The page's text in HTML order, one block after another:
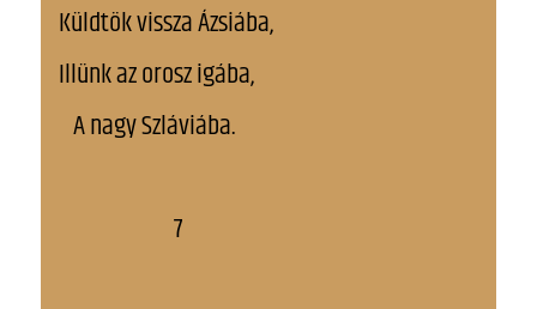
Küldtök vissza Ázsiába,
Illünk az orosz igába,
A nagy Szláviába.
7